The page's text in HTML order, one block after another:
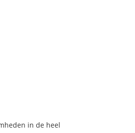
in de heel